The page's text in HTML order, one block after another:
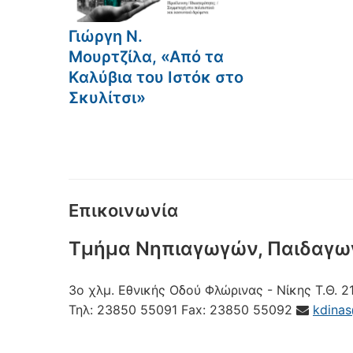
Γιώργη Ν.
Μουρτζίλα, «Από τα
Καλύβια του Ιστόκ στο
Σκυλίτσι»
Επικοινωνία
Τμήμα Νηπιαγωγών,
3ο χλμ. Εθνικής Οδού Φλώρινας - Νίκης Τ.Θ.
Τηλ: 23850 55091 Fax: 23850 55092